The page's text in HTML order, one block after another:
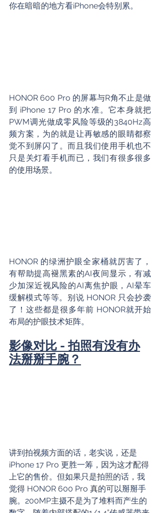
你在暗暗的地方看iPhone会特别累。
HONOR 600 Pro 的屏幕与R角不止是做
到 iPhone 17 Pro 的水准。它本身就把
PWM调光做成零风险等级的3840Hz高
频方案，为的就是让再敏感的眼睛都察
觉不到屏闪了。而且我们使用手机也不
只是关灯看手机而已，我们有很多很多
的使用场景。
HONOR 的绿洲护眼全家桶就厉害了，
有帮助提高褪黑素的AI夜间显示，有减
少加深近视风险的AI离焦护眼，AI晕车
缓解模式等等。别说 HONOR 只会抄袭
了！这些都是很多年前 HONOR就开始
布局的护眼技术矩阵。
影像对比 - 拍照有没有办
法掰掰手腕？
讲到拍视频方面的话，老实说，还是
iPhone 17 Pro 更胜一筹，因为这才配得
上它的售价。但如果只是拍照的话，我
觉得 HONOR 600 Pro 真的可以掰掰手
腕。200MP主摄不是为了堆料而产生的